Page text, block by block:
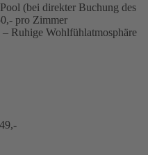
(bei direkter Buchung des
pro Zimmer
Ruhige Wohlfühlatmosphäre